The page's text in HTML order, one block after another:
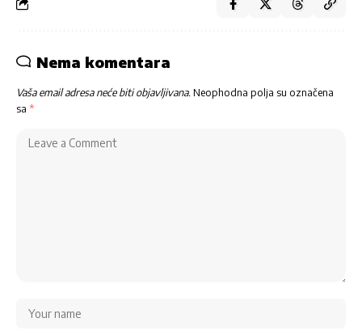
Nema komentara
Vaša email adresa neće biti objavljivana. Neophodna polja su označena
sa *